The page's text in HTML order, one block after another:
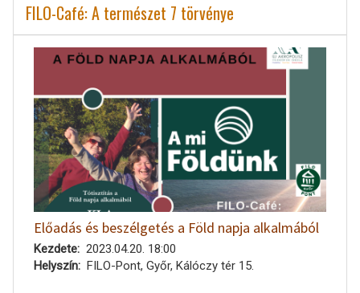
FILO-Café: A természet 7 törvénye
Előadás és beszélgetés a Föld napja alkalmából
Kezdete
2023.04.20. 18:00
Helyszín
FILO-Pont, Győr, Kálóczy tér 15.